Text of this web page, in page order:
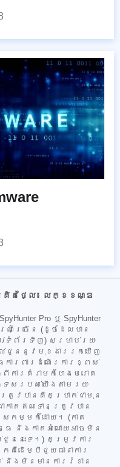
តគិតថ្លៃ៖ លក្ខខណ្ឌ
Pro ឬ SpyHunter
ច្រើន (ដូចដែលបាន
ទំព័រទិញ) សម្រាប់រយៈ
ល់ជូននូវមុខងាររកឃើញ
ារពារដំណើរការខ្ពស់
រគំរាមកំហែងមេរោគ
េសរបស់យើងតាមរយៈ
ត្រូវបានគិតប្រាក់ជាមុន
ាកាតឥណទានត្រូវបាន
សកម្មក៏ដោយ។ (កាត
និងកាតអំណោយអាចមិន
នេះទេ។) តម្រូវការ
ដើម្បីជួយធានាការ
និងមិនមានការរំខាន